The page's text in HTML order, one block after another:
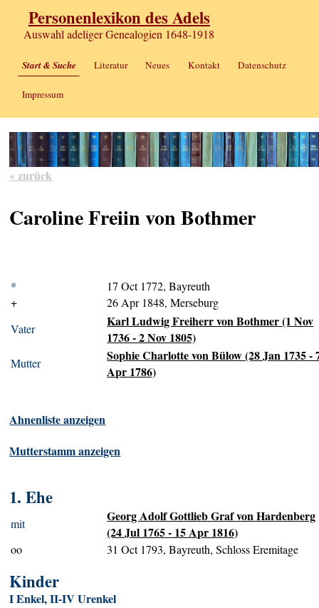
Personenlexikon des Adels
Auswahl adeliger Genealogien 1648-1918
Start & Suche Literatur Neues Kontakt Datenschutz
Impressum
« zurück
Caroline Freiin von Bothmer
*
17 Oct 1772, Bayreuth
+
26 Apr 1848, Merseburg
Vater
Karl Ludwig Freiherr von Bothmer (1 Nov
1736 - 2 Nov 1805)
Mutter
Sophie Charlotte von Bülow (28 Jan 1735 -
Apr 1786)
Ahnenliste anzeigen
Mutterstamm anzeigen
1. Ehe
mit
Georg Adolf Gottlieb Graf von Hardenberg
(24 Jul 1765 - 15 Apr 1816)
oo 31 Oct 1793, Bayreuth, Schloss Eremitage
Kinder
I Enkel, II-IV Urenkel